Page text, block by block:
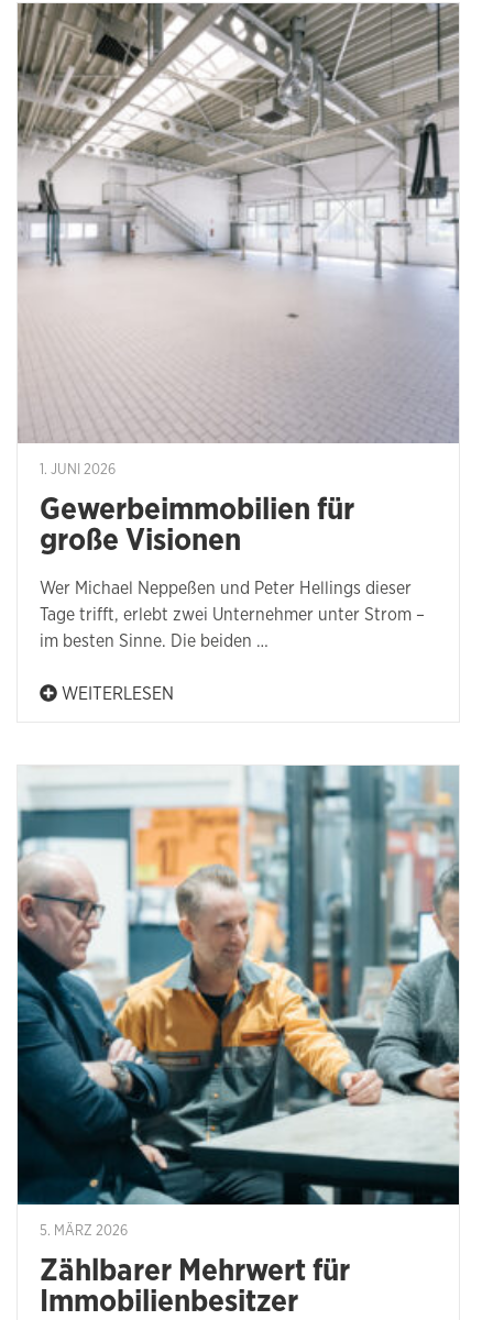
1. JUNI 2026
Gewerbeimmobilien für
große Visionen
Wer Michael Neppeßen und Peter Hellings dieser
Tage trifft, erlebt zwei Unternehmer unter Strom –
im besten Sinne. Die beiden …
WEITERLESEN
5. MÄRZ 2026
Zählbarer Mehrwert für
Immobilienbesitzer